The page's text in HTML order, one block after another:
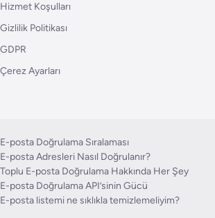
Hizmet Koşulları
Gizlilik Politikası
GDPR
Çerez Ayarları
E-posta Doğrulama Sıralaması
E-posta Adresleri Nasıl Doğrulanır?
Toplu E-posta Doğrulama Hakkında Her Şey
E-posta Doğrulama API’sinin Gücü
E-posta listemi ne sıklıkla temizlemeliyim?